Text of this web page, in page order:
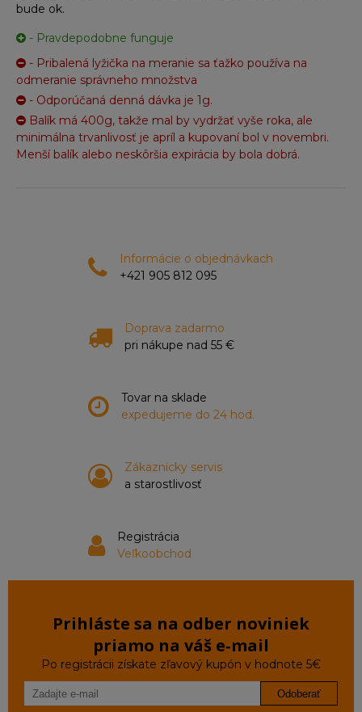
bude ok.
- Pravdepodobne funguje
- Pribalená lyžička na meranie sa ťažko používa na
odmeranie správneho množstva
- Odporúčaná denná dávka je 1g.
Balík má 400g, takže mal by vydržať vyše roka, ale
minimálna trvanlivosť je apríl a kupovaní bol v novembri.
Menší balík alebo neskôršia expirácia by bola dobrá.
Informácie o objednávkach
+421 905 812 095
Doprava zadarmo
pri nákupe nad 55 €
Tovar na sklade
expedujeme do 24 hod.
Zákaznícky servis
a starostlivosť
Registrácia
Veľkoobchod
Prihláste sa na odber noviniek
priamo na váš e‑mail
Po registrácii získate zľavový kupón v hodnote 5€
Odoberať